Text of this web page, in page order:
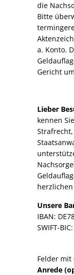
die
Bitte
a. Konto.
Gericht
Lieber
kennen
Unsere
IBAN:
SWIFT-
Felder mit
Anrede